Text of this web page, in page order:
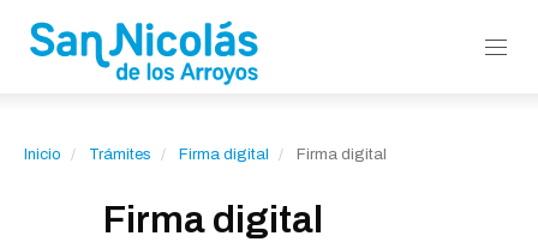
Inicio Trámites Firma digital Firma digital
Firma digital